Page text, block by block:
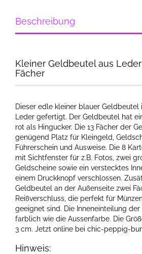
Beschreibung
Kleiner Geldbeutel aus
Fächer
Dieser edle kleiner blauer Geldbeutel
Leder gefertigt. Der Geldbeutel hat
rot als Hingucker. Die 13 Fächer der
genügend Platz für Kleingeld,
Führerschein und Ausweise. Die 8
mit Sichtfenster für z.B. Fotos, zwei
Geldscheine sowie ein verstecktes
einem Druckknopf verschlossen.
Geldbeutel an der Außenseite zwei
Reißverschluss, die perfekt für
geeignet sind. Die Inneneinteilung
farblich wie die Aussenfarbe. Die
3 cm. Jetzt online bei chic-peppig-
Hinweis: